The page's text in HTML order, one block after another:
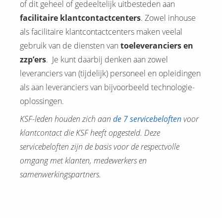
of dit geheel of gedeeltelijk uitbesteden aan
facilitaire klantcontactcenters. Zowel inhouse
als facilitaire klantcontactcenters maken veelal
gebruik van de diensten van toeleveranciers en
zzp’ers. Je kunt daarbij denken aan zowel
leveranciers van (tijdelijk) personeel en opleidingen
als aan leveranciers van bijvoorbeeld technologie-
oplossingen.
KSF-leden houden zich aan de 7 servicebeloftenvoor
klantcontact die KSF heeft opgesteld. Deze
servicebeloften zijn de basis voor de respectvolle
omgang met klanten, medewerkers en
samenwerkingspartners.